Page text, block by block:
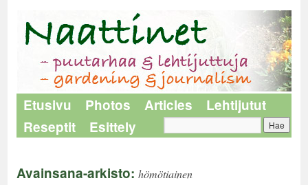
Etusivu Photos Articles
Lehtijutut
Reseptit
Esittely
Avainsana-arkisto: hömötiainen